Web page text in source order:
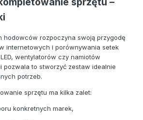
hodowców rozpoczyna swoją przygodę
internetowych i porównywania setek
wentylatorów czy namiotów
pozwala to stworzyć zestaw idealnie
potrzeb.
sprzętu ma kilka zalet:
konkretnych marek,